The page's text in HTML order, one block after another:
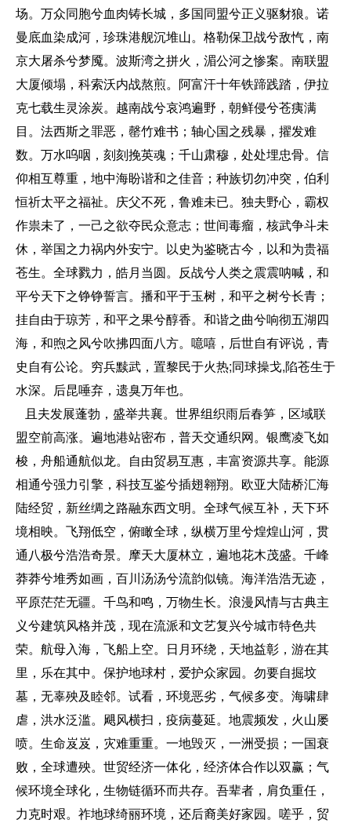
场。万众同胞兮血肉铸长城，多国同盟兮正义驱豺狼。诺
曼底血染成河，珍珠港舰沉堆山。格勒保卫战兮敌忾，南
京大屠杀兮梦魇。波斯湾之拼火，湄公河之惨案。南联盟
大厦倾塌，科索沃内战熬煎。阿富汗十年铁蹄践踏，伊拉
克七载生灵涂炭。越南战兮哀鸿遍野，朝鲜侵兮苍痍满
目。法西斯之罪恶，罄竹难书；轴心国之残暴，擢发难
数。万水呜咽，刻刻挽英魂；千山肃穆，处处埋忠骨。信
仰相互尊重，地中海盼谐和之佳音；种族切勿冲突，伯利
恒祈太平之福祉。庆父不死，鲁难未已。独夫野心，霸权
作祟未了，一己之欲夺民众意志；世间毒瘤，核武争斗未
休，举国之力祸内外安宁。以史为鉴晓古今，以和为贵福
苍生。全球戮力，皓月当圆。反战兮人类之震震呐喊，和
平兮天下之铮铮誓言。播和平于玉树，和平之树兮长青；
挂自由于琼芳，和平之果兮醇香。和谐之曲兮响彻五湖四
海，和煦之风兮吹拂四面八方。噫嘻，后世自有评说，青
史自有公论。穷兵黩武，置黎民于火热;同球操戈,陷苍生于
水深。后昆唾弃，遗臭万年也。
且夫发展蓬勃，盛举共襄。世界组织雨后春笋，区域联
盟空前高涨。遍地港站密布，普天交通织网。银鹰凌飞如
梭，舟船通航似龙。自由贸易互惠，丰富资源共享。能源
相通兮强力引擎，科技互鉴兮插翅翱翔。欧亚大陆桥汇海
陆经贸，新丝绸之路融东西文明。全球气候互补，天下环
境相映。飞翔低空，俯瞰全球，纵横万里兮煌煌山河，贯
通八极兮浩浩奇景。摩天大厦林立，遍地花木茂盛。千峰
莽莽兮堆秀如画，百川汤汤兮流韵似镜。海洋浩浩无迹，
平原茫茫无疆。千鸟和鸣，万物生长。浪漫风情与古典主
义兮建筑风格并茂，现在流派和文艺复兴兮城市特色共
荣。航母入海，飞船上空。日月环绕，天地益彰，游在其
里，乐在其中。保护地球村，爱护众家园。勿要自掘坟
墓，无辜殃及睦邻。试看，环境恶劣，气候多变。海啸肆
虐，洪水泛滥。飓风横扫，疫病蔓延。地震频发，火山屡
喷。生命岌岌，灾难重重。一地毁灭，一洲受损；一国衰
败，全球遭殃。世贸经济一体化，经济体合作以双赢；气
候环境全球化，生物链循环而共存。吾辈者，肩负重任，
力克时艰。祚地球绮丽环境，还后裔美好家园。嗟乎，贸